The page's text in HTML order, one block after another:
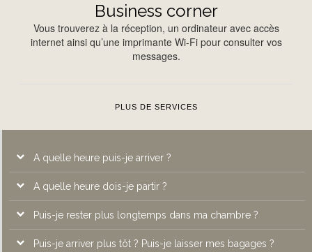
Business corner
Vous trouverez à la réception, un ordinateur avec accès
internet ainsi qu’une imprimante Wi-Fi pour consulter vos
messages.
PLUS DE SERVICES
A quelle heure puis-je arriver ?
A l’Atrium Hôtel****, les chambres sont disponibles à partir de
14h.
A quelle heure dois-je partir ?
Les chambres doivent être remises à la disposition de la
réception avant 12 heures
Puis-je rester plus longtemps dans ma chambre ?
Puis-je arriver plus tôt ? Puis-je laisser mes bagages ?